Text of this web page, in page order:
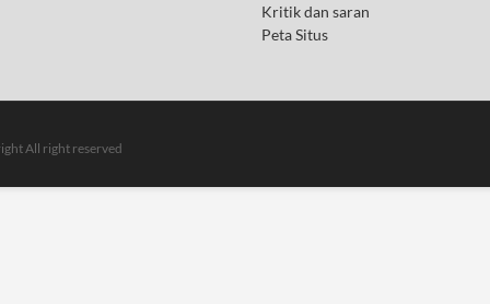
Kritik dan saran
Peta Situs
All right reserved